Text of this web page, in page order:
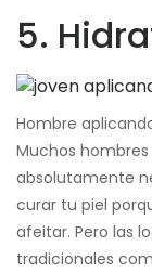
5.
Hombre
Muchos
absolutamente
curar tu piel
afeitar. Pero las
tradicionales